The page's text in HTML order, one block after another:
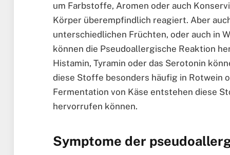
um Farbstoffe, Aromen oder auch
Körper überempfindlich reagiert. Aber
unterschiedlichen Früchten, oder auch in
können die Pseudoallergische Reaktion
Histamin, Tyramin oder das Serotonin
diese Stoffe besonders häufig in Rotwein
Fermentation von Käse entstehen diese
hervorrufen können.
Symptome der